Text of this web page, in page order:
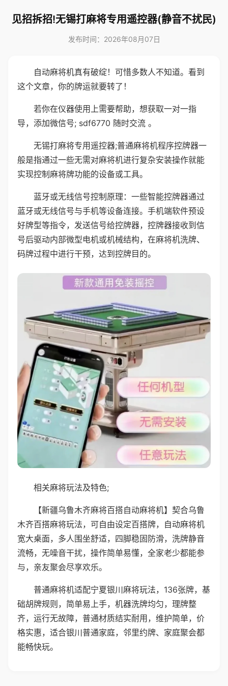
见招拆招!无锡打麻将专用遥控器(静音不扰民)
发布时间：2026年08月07日
自动麻将机真有破绽！可惜多数人不知道。看到
这个文章，你的牌运就要转了！
若你在仪器使用上需要帮助，想获取一对一指
导，添加微信号; sdf6770 随时交流 。
无锡打麻将专用遥控器;普通麻将机程序控牌器一
般是指通过一些无需对麻将机进行复杂安装操作就能
实现控制麻将牌功能的设备或工具。
蓝牙或无线信号控制原理：一些智能控牌器通过
蓝牙或无线信号与手机等设备连接。手机端软件预设
好牌型等指令，发送信号给控牌器，控牌器接收到信
号后驱动内部微型电机或机械结构，在麻将机洗牌、
码牌过程中进行干预，达到控牌目的。
相关麻将玩法及特色;
【新疆乌鲁木齐麻将百搭自动麻将机】契合乌鲁
木齐百搭麻将玩法，可自由设定百搭牌，自动麻将机
宽大桌面，多人围坐舒适，四脚稳固防滑，洗牌静音
流畅，无噪音干扰，操作简单易懂，全家老少都能参
与，亲友聚会尽享欢乐。
普通麻将机适配宁夏银川麻将玩法，136张牌，基
础胡牌规则，简单易上手，机器洗牌均匀，理牌整
齐，运行无故障，普通材质结实耐用，维护简单，价
格实惠，适合银川普通家庭，邻里约牌、家庭聚会都
能畅快玩。